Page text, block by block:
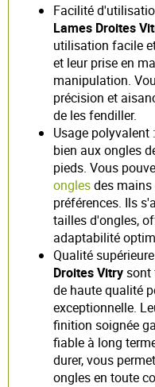
Facilité
Lames Droites
utilisation facile
et leur prise en
manipulation.
précision et
de les fendiller.
Usage polyvalent :
bien aux ongles
pieds. Vous
onglesdes mains
préférences. Ils
tailles d'ongles,
adaptabilité
Qualité
Droites Vitrysont
de haute qualité
exceptionnelle.
finition soignée
fiable à long
durer, vous
ongles en toute